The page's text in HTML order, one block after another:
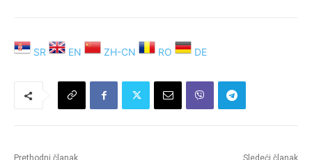
SR EN ZH-CN RO DE